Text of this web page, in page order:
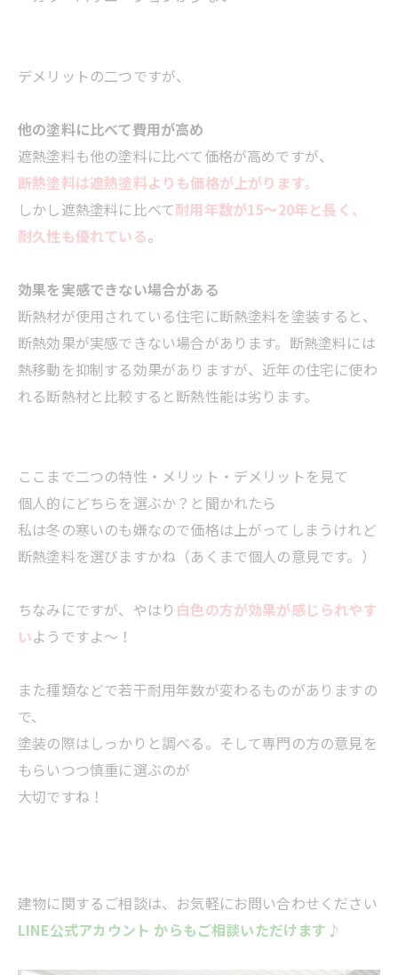
デメリットの二つですが、
他の塗料に比べて費用が高め
遮熱塗料も他の塗料に比べて価格が高めですが、
断熱塗料は遮熱塗料よりも価格が上がります。
しかし遮熱塗料に比べて耐用年数が15～20年と長く、
耐久性も優れている。
効果を実感できない場合がある
断熱材が使用されている住宅に断熱塗料を塗装すると、
断熱効果が実感できない場合があります。断熱塗料には
熱移動を抑制する効果がありますが、近年の住宅に使わ
れる断熱材と比較すると断熱性能は劣ります。
ここまで二つの特性・メリット・デメリットを見て
個人的にどちらを選ぶか？と聞かれたら
私は冬の寒いのも嫌なので価格は上がってしまうけれど
断熱塗料を選びますかね（あくまで個人の意見です。）
ちなみにですが、やはり 白色の方が効果が感じられやす
いようですよ～！
また種類などで若干耐用年数が変わるものがありますの
で、
塗装の際はしっかりと調べる。そして専門の方の意見を
もらいつつ慎重に選ぶのが
大切ですね！
建物に関するご相談は、お気軽にお問い合わせください
LINE公式アカウント からもご相談いただけます♪